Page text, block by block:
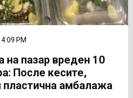
PM
на пазар вреден 10
После кесите,
пластична амбалажа